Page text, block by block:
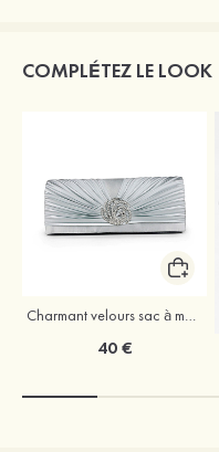
COMPLÉTEZ LE LOOK
40 €